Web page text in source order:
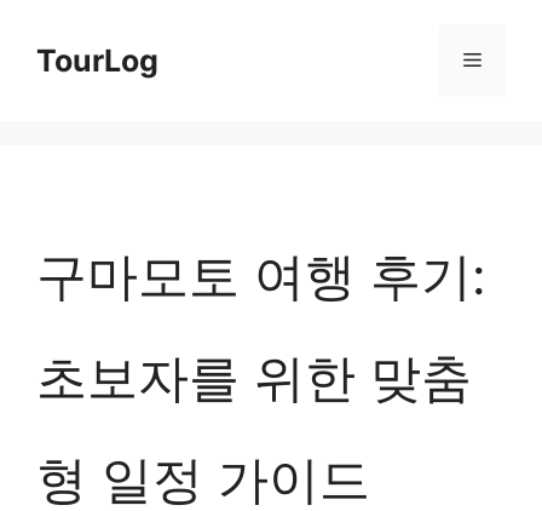
TourLog 메
구마모토 여행 후기:
초보자를 위한 맞춤
형 일정 가이드